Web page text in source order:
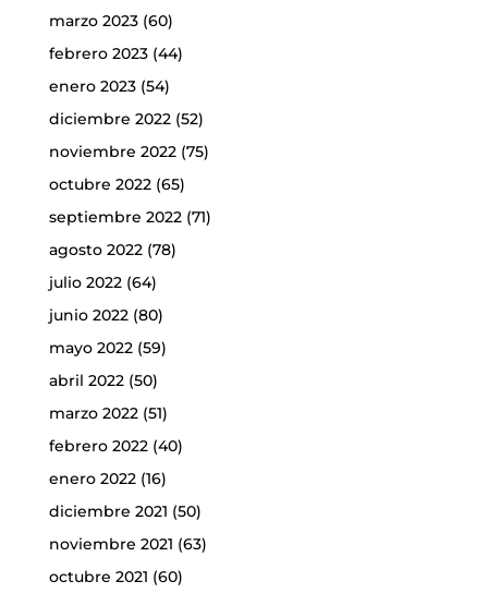
marzo 2023(60)
febrero 2023(44)
enero 2023(54)
diciembre 2022(52)
noviembre 2022(75)
octubre 2022(65)
septiembre 2022(71)
agosto 2022(78)
julio 2022(64)
junio 2022(80)
mayo 2022(59)
abril 2022(50)
marzo 2022(51)
febrero 2022(40)
enero 2022(16)
diciembre 2021 (50)
noviembre 2021 (63)
octubre 2021 (60)